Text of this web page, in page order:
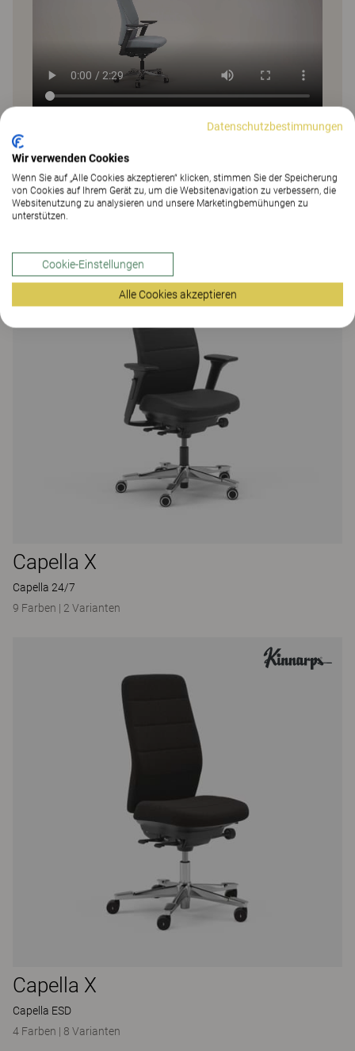
Verwendete Produkte
Capella X
Capella 24/7
9 Farben | 2 Varianten
Capella X
Capella ESD
4 Farben | 8 Varianten
Datenschutzbestimmungen
Wir verwenden Cookies
Wenn Sie auf „Alle Cookies akzeptieren“ klicken, stimmen Sie der Speicherung
von Cookies auf Ihrem Gerät zu, um die Websitenavigation zu verbessern, die
Websitenutzung zu analysieren und unsere Marketingbemühungen zu
unterstützen.
Cookie-Einstellungen
Alle Cookies akzeptieren